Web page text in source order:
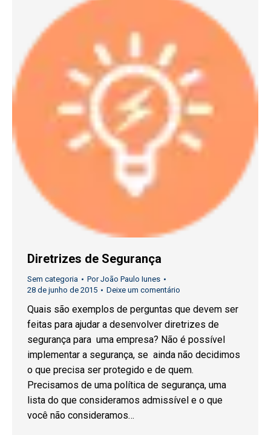
Diretrizes de Segurança
Sem categoria PorJoão Paulo Iunes
28 de junho de 2015
Deixe um comentário
Quais são exemplos de perguntas que devem ser
feitas para ajudar a desenvolver diretrizes de
segurança para uma empresa? Não é possível
implementar a segurança, se ainda não decidimos
o que precisa ser protegido e de quem.
Precisamos de uma política de segurança, uma
lista do que consideramos admissível e o que
você não consideramos…